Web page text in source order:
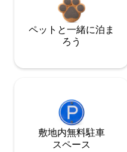
ペットと一緒に泊ま
ろう
敷地内無料駐⁠車
ス⁠ペ⁠ー⁠ス